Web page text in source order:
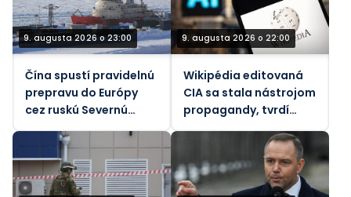
9. augusta 2026 o 23:00
Čína spustí pravidelnú
prepravu do Európy
cez ruskú Severnú
námornú trasu –
Rosatom
9. augusta 2026 o 22:00
Wikipédia editovaná
CIA sa stala nástrojom
propagandy, tvrdí
spoluzakladateľ